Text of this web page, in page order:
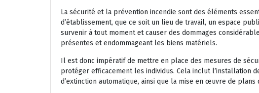
La sécurité et la prévention incendie sont des éléments
d’établissement, que ce soit un lieu de travail, un espace
survenir à tout moment et causer des dommages
présentes et endommageant les biens matériels.
Il est donc impératif de mettre en place des mesures de
protéger efficacement les individus. Cela inclut l’installation
d’extinction automatique, ainsi que la mise en œuvre de